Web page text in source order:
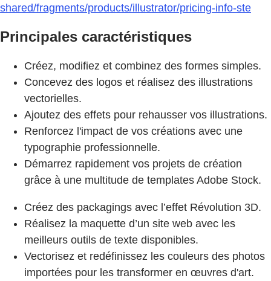
shared/fragments/products/illustrator/pricing-info-ste
Principales caractéristiques
Créez, modifiez et combinez des formes simples.
Concevez des logos et réalisez des illustrations
vectorielles.
Ajoutez des effets pour rehausser vos illustrations.
Renforcez l'impact de vos créations avec une
typographie professionnelle.
Démarrez rapidement vos projets de création
grâce à une multitude de templates Adobe Stock.
Créez des packagings avec l’effet Révolution 3D.
Réalisez la maquette d’un site web avec les
meilleurs outils de texte disponibles.
Vectorisez et redéfinissez les couleurs des photos
importées pour les transformer en œuvres d'art.